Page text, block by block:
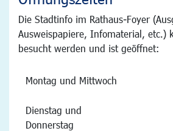
Die Stadtinfo im Rathaus-Foyer
Ausweispapiere, Infomaterial, etc.)
besucht werden und ist geöffnet:
Montag und Mittwoch
Dienstag und
Donnerstag